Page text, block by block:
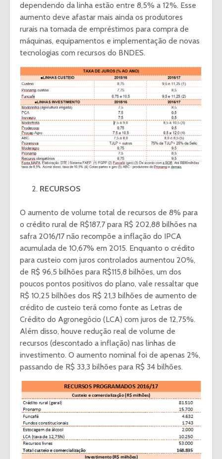
dependendo da linha estão entre 8,5% a 12%. Esse
aumento deve afastar mais ainda os produtores
rurais na tomada de empréstimos para compra de
máquinas, equipamentos e implementação de novas
tecnologias com recursos do BNDES.
RECURSOS
O aumento de volume total de recursos de 8% para
o crédito rural de R$187,7 para R$ 202,88 bilhões na
safra 2016/17 não recompõe a inflação do IPCA
acumulada de 10,67% em 2015. Enquanto o crédito
para custeio com juros controlados aumentou 20%,
de R$ 96,5 bilhões para R$115,8 bilhões, um dos
poucos pontos positivos do plano, vale ressaltar que
R$ 10,25 bilhões dos R$ 21,3 bilhões de aumento de
crédito de custeio terá como fonte as Letras de
Crédito do Agronegócio (LCA) com juros de 12,75%.
Além disso, houve redução real de volume de
recursos (descontado a inflação) nas linhas de
investimento. O aumento nominal foi de apenas 2%,
passando de R$ 33,3 bilhões para R$ 34 bilhões.